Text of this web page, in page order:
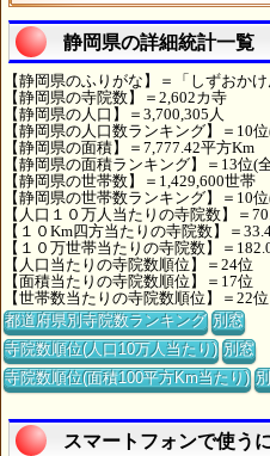
静岡県の詳細統計一覧
【静岡県のふりがな】＝「しずおかけ
【静岡県の寺院数】＝2,602カ寺
【静岡県の人口】＝3,700,305人
【静岡県の人口数ランキング】＝10
【静岡県の面積】＝7,777.42平方Km
【静岡県の面積ランキング】＝13位(
【静岡県の世帯数】＝1,429,600世帯
【静岡県の世帯数ランキング】＝10
【人口１０万人当たりの寺院数】＝
【１０Km四方当たりの寺院数】＝
【１０万世帯当たりの寺院数】＝
【人口当たりの寺院数順位】＝24位
【面積当たりの寺院数順位】＝17位
【世帯数当たりの寺院数順位】＝22位
都道府県別寺院数ランキング 別窓
寺院数順位(人口10万人当たり) 別窓
寺院数順位(面積100平方Km当たり)
スマートフォンで使う